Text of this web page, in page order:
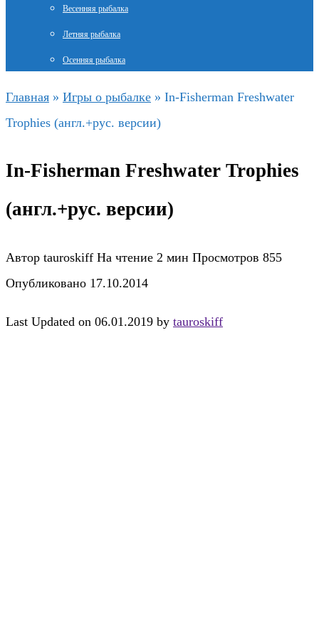
Весенняя рыбалка
Летняя рыбалка
Осенняя рыбалка
Главная » Игры о рыбалке » In-Fisherman Freshwater
Trophies (англ.+рус. версии)
In-Fisherman Freshwater Trophies
(англ.+рус. версии)
Автор tauroskiff На чтение 2 мин Просмотров 855
Опубликовано 17.10.2014
Last Updated on 06.01.2019 by tauroskiff